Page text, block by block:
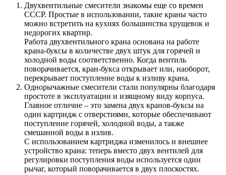
Двухвентильные смесители знакомы еще со времен
СССР. Простые в использовании, такие краны часто
можно встретить на кухнях большинства хрущевок и
недорогих квартир.
Работа двухвентильного крана основана на работе
крана-буксы в количестве двух штук для горячей и
холодной воды соответственно. Когда вентиль
поворачивается, кран-букса открывает или, наоборот,
перекрывает поступление воды к изливу крана.
Однорычажные смесители стали популярны благодаря
простоте в эксплуатации и изящному виду корпуса.
Главное отличие – это замена двух кранов-буксы на
один картридж с отверстиями, которые обеспечивают
поступление горячей, холодной воды, а также
смешанной воды в излив.
С использованием картриджа изменилось и внешнее
устройство крана: теперь вместо двух вентилей для
регулировки поступления воды используется один
рычаг, который поворачивается в двух плоскостях.